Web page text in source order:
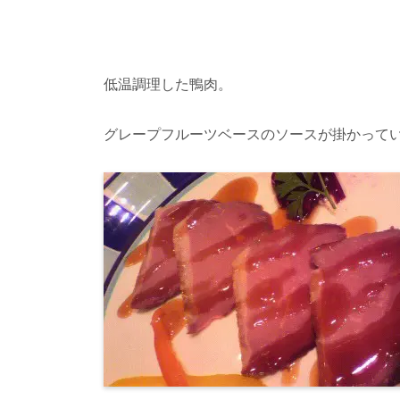
低温調理した鴨肉。
グレープフルーツベースのソースが掛かって